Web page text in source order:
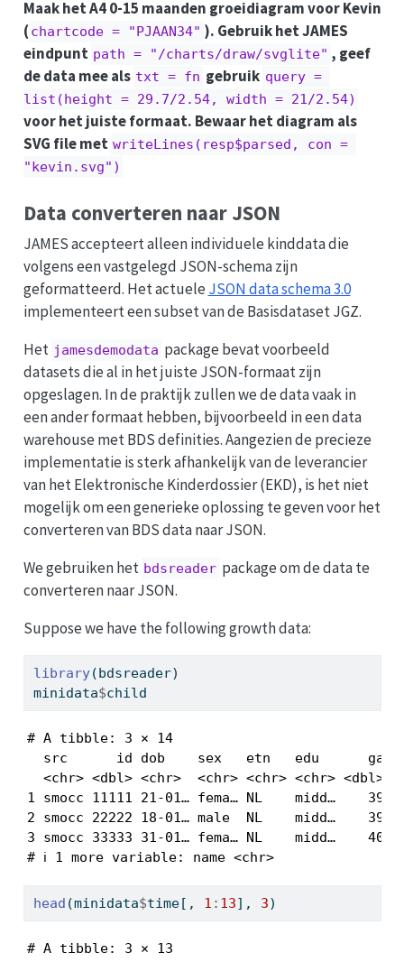
Maak het A4 0-15 maanden groeidiagram voor Kevin
( chartcode = "PJAAN34" ). Gebruik het JAMES
eindpunt path = "/charts/draw/svglite" , geef
de data mee als txt = fn gebruik query =
list(height = 29.7/2.54, width = 21/2.54)
voor het juiste formaat. Bewaar het diagram als
SVG file met writeLines(resp$parsed, con =
"kevin.svg")
Data converteren naar JSON
JAMES accepteert alleen individuele kinddata die
volgens een vastgelegd JSON-schema zijn
geformatteerd. Het actuele JSON data schema 3.0
implementeert een subset van de Basisdataset JGZ.
Het jamesdemodata package bevat voorbeeld
datasets die al in het juiste JSON-formaat zijn
opgeslagen. In de praktijk zullen we de data vaak in
een ander formaat hebben, bijvoorbeeld in een data
warehouse met BDS definities. Aangezien de precieze
implementatie is sterk afhankelijk van de leverancier
van het Elektronische Kinderdossier (EKD), is het niet
mogelijk om een generieke oplossing te geven voor het
converteren van BDS data naar JSON.
We gebruiken het bdsreader package om de data te
converteren naar JSON.
Suppose we have the following growth data:
library(bdsreader)
minidata$child
# A tibble: 3 × 14
src      id dob    sex   etn   edu      ga
<chr> <dbl> <chr>  <chr> <chr> <chr> <dbl>
1 smocc 11111 21-01… fema… NL    midd…
2 smocc 22222 18-01… male  NL    midd…
3 smocc 33333 31-01… fema… NL    midd…
# ℹ 1 more variable: name <chr>
head (minidata$time[, 1 : 13], 3)
# A tibble: 3 × 13